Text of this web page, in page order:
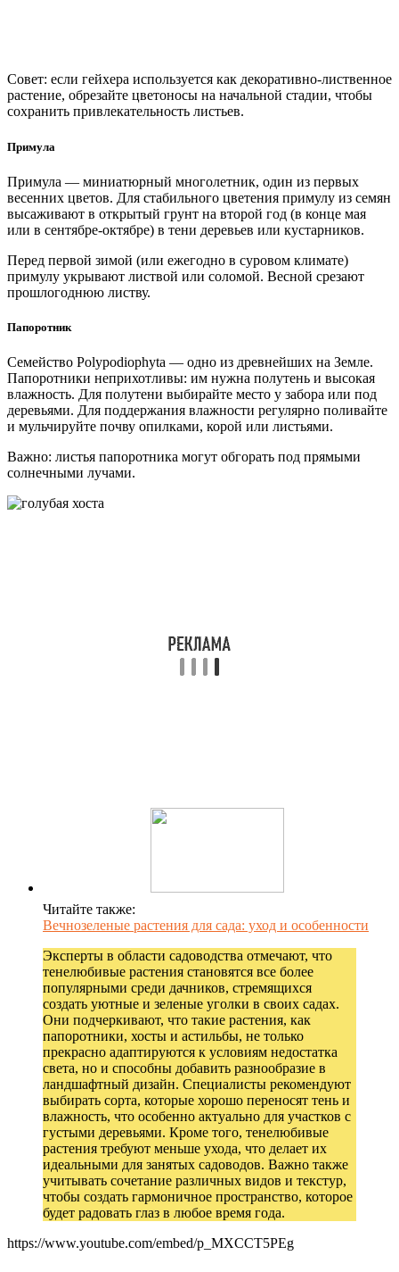
Совет: если гейхера используется как декоративно-лиственное
растение, обрезайте цветоносы на начальной стадии, чтобы
сохранить привлекательность листьев.
Примула
Примула — миниатюрный многолетник, один из первых
весенних цветов. Для стабильного цветения примулу из семян
высаживают в открытый грунт на второй год (в конце мая
или в сентябре-октябре) в тени деревьев или кустарников.
Перед первой зимой (или ежегодно в суровом климате)
примулу укрывают листвой или соломой. Весной срезают
прошлогоднюю листву.
Папоротник
Семейство Polypodiophyta — одно из древнейших на Земле.
Папоротники неприхотливы: им нужна полутень и высокая
влажность. Для полутени выбирайте место у забора или под
деревьями. Для поддержания влажности регулярно поливайте
и мульчируйте почву опилками, корой или листьями.
Важно: листья папоротника могут обгорать под прямыми
солнечными лучами.
Читайте также:
Вечнозеленые растения для сада: уход и особенности
Эксперты в области садоводства отмечают, что
тенелюбивые растения становятся все более
популярными среди дачников, стремящихся
создать уютные и зеленые уголки в своих садах.
Они подчеркивают, что такие растения, как
папоротники, хосты и астильбы, не только
прекрасно адаптируются к условиям недостатка
света, но и способны добавить разнообразие в
ландшафтный дизайн. Специалисты рекомендуют
выбирать сорта, которые хорошо переносят тень и
влажность, что особенно актуально для участков с
густыми деревьями. Кроме того, тенелюбивые
растения требуют меньше ухода, что делает их
идеальными для занятых садоводов. Важно также
учитывать сочетание различных видов и текстур,
чтобы создать гармоничное пространство, которое
будет радовать глаз в любое время года.
https://www.youtube.com/embed/p_MXCCT5PEg